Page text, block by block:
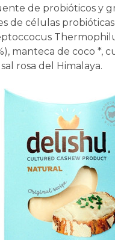
de probióticos y
de células
manteca de coco *,
rosa del Himalaya.